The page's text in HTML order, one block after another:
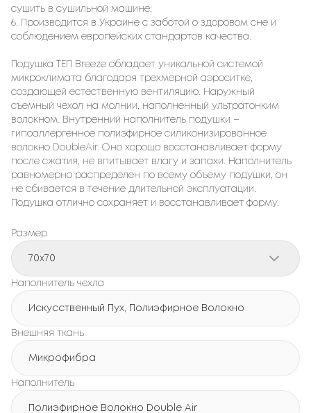
сушить в сушильной машине;
6. Производится в Украине с заботой о здоровом сне и
соблюдением европейских стандартов качества.
Подушка ТЕП Breeze обладает уникальной системой
микроклимата благодаря трехмерной аэроситке,
создающей естественную вентиляцию. Наружный
съемный чехол на молнии, наполненный ультратонким
волокном. Внутренний наполнитель подушки –
гипоаллергенное полиэфирное силиконизированное
волокно DoubleAir. Оно хорошо восстанавливает форму
после сжатия, не впитывает влагу и запахи. Наполнитель
равномерно распределен по всему объему подушки, он
не сбивается в течение длительной эксплуатации.
Подушка отлично сохраняет и восстанавливает форму.
Размер
70x70
Наполнитель чехла
Искусственный Пух, Полиэфирное Волокно
Внешняя ткань
Микрофибра
Наполнитель
Полиэфирное Волокно Double Air